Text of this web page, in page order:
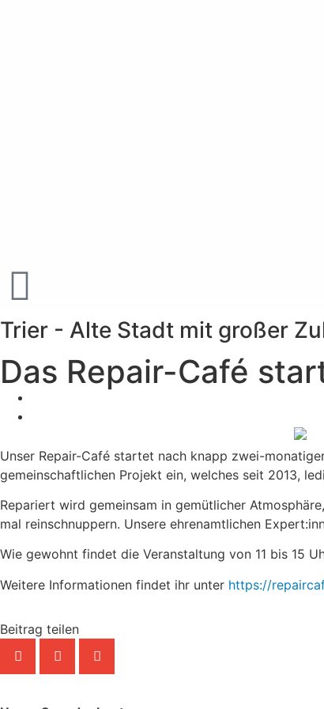
Trier - Alte Stadt mit großer
Das Repair-Café
Unser Repair-Café startet nach knapp zwei-
gemeinschaftlichen Projekt ein, welches seit 2013,
Repariert wird gemeinsam in gemütlicher
mal reinschnuppern. Unsere ehrenamtlichen
Wie gewohnt findet die Veranstaltung von 11 bis 15
Weitere Informationen findet ihr unter https://
Beitrag teilen